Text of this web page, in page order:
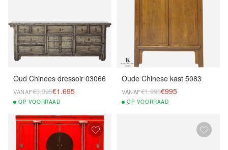
Oud Chinees dressoir 03066
VANAF€3.395€1.695
OP VOORRAAD
Oude Chinese kast 5083
VANAF€1.990€995
OP VOORRAAD